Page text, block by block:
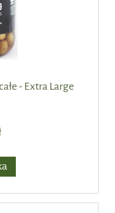
- Extra Large